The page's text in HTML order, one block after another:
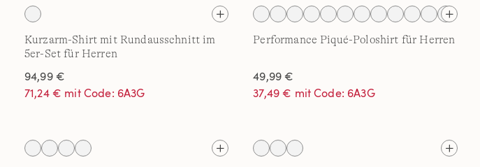
Kurzarm-Shirt mit Rundausschnitt im
5er-Set für Herren
94,99 €
71,24 € mit Code: 6A3G
Performance Piqué-Poloshirt für Herren
49,99 €
37,49 € mit Code: 6A3G